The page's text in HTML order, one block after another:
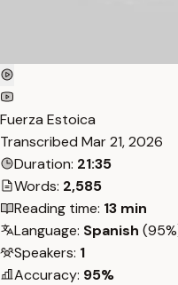
Fuerza Estoica
Transcribed Mar 21, 2026
Duration: 21:35
Words: 2,585
Reading time: 13 min
Language: Spanish
Speakers: 1
Accuracy: 95%